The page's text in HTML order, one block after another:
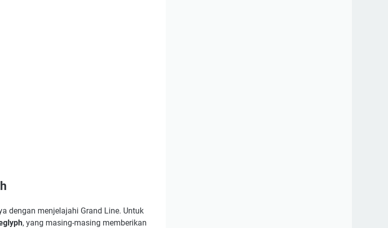
dengan menjelajahi Grand Line. Untuk
, yang masing-masing memberikan